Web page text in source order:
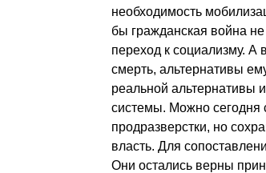
необходимость
бы гражданская война
переход к социализму. А
смерть, аль­тернативы
реальной альтернативы
системы. Можно сегодня
продразверстки, но
власть. Для
Они остались верны